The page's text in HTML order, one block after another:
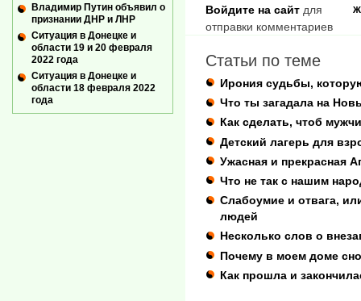
Войдите на сайт для
отправки комментариев
Статьи по теме
Ирония судьбы,
Что ты загадала на
Как сделать, чтоб
Детский лагерь для
Ужасная и прекрасная
Что не так с нашим
Слабоумие и отвага,
людей
Несколько слов о
Почему в моем доме
Как прошла и
Владимир Путин объявил о
признании ДНР и ЛНР
Ситуация в Донецке и
области 19 и 20 февраля
2022 года
Ситуация в Донецке и
области 18 февраля 2022
года